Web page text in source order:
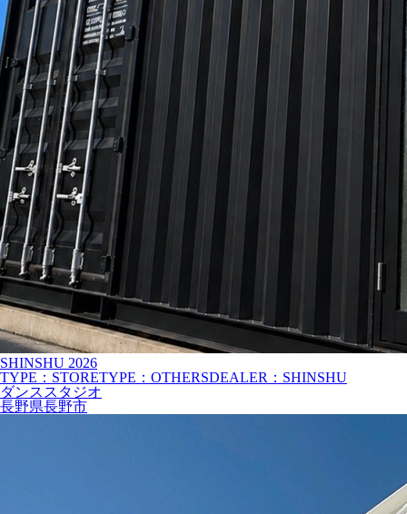
SHINSHU 2026
TYPE：STORETYPE：OTHERSDEALER：SHINSHU
ダンススタジオ
長野県長野市